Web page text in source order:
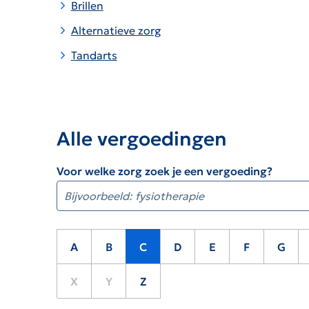
Brillen
Alternatieve zorg
Tandarts
Alle vergoedingen
Voor welke zorg zoek je een vergoeding?
A B C D E F G
X Y Z